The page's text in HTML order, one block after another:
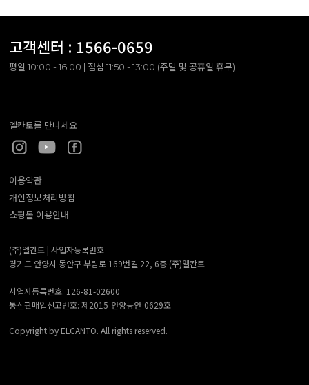
고객센터 : 1566-0659
평일 10:00 - 16:00 | 점심 11:50 - 13:00 (주말 및 공휴일 휴무)
엘칸토를 만나세요
이용약관
개인정보처리방침
쇼핑몰 이용안내
(주)엘칸토 | 사업자등록번호
경기도 안양시 동안구 부림로 169번길 22, 6층 (주)엘칸토
사업자등록번호: 126-81-02600
통신판매업신고번호: 제2015-안양동안-0629호
Copyright by ELCANTO. All rights reserved.